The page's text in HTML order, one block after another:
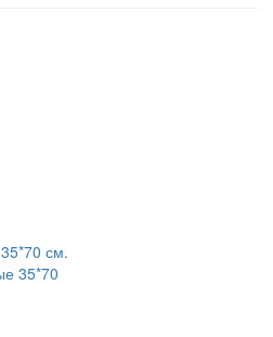
см.